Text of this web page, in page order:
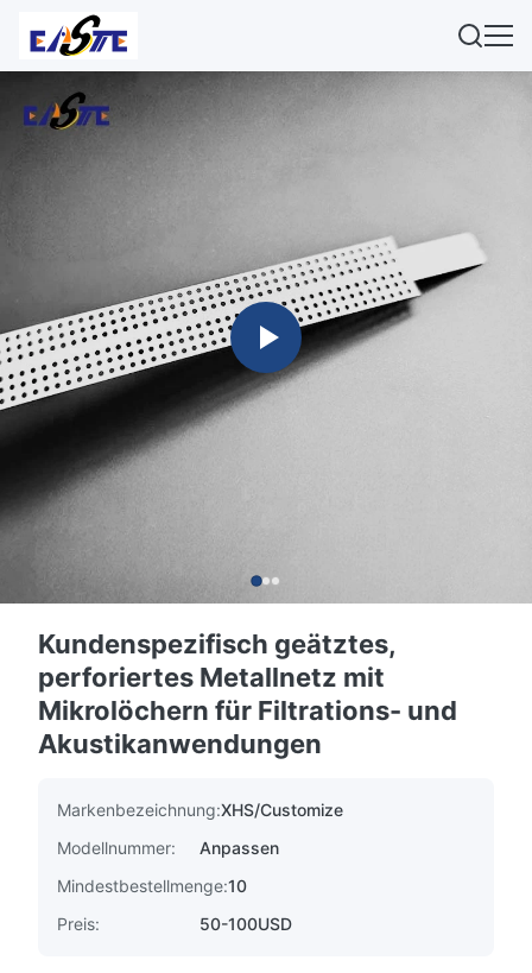
Kundenspezifisch geätztes,
perforiertes Metallnetz mit
Mikrolöchern für Filtrations- und
Akustikanwendungen
Markenbezeichnung:XHS/Customize
Modellnummer:
Anpassen
Mindestbestellmenge:10
Preis:
50-100USD